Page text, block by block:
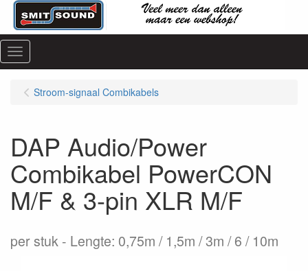
Menu
Stroom-signaal Combikabels
DAP Audio/Power
Combikabel PowerCON
M/F & 3-pin XLR M/F
per stuk Lengte: 0,75m / 1,5m / 3m / 6 / 10m